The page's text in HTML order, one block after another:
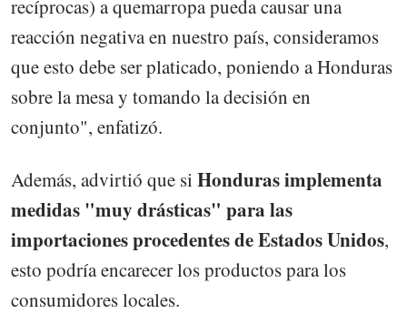
recíprocas) a quemarropa pueda causar una
reacción negativa en nuestro país, consideramos
que esto debe ser platicado, poniendo a Honduras
sobre la mesa y tomando la decisión en
conjunto", enfatizó.
Además, advirtió que si Honduras implementa
medidas "muy drásticas" para las
importaciones procedentes de Estados Unidos,
esto podría encarecer los productos para los
consumidores locales.